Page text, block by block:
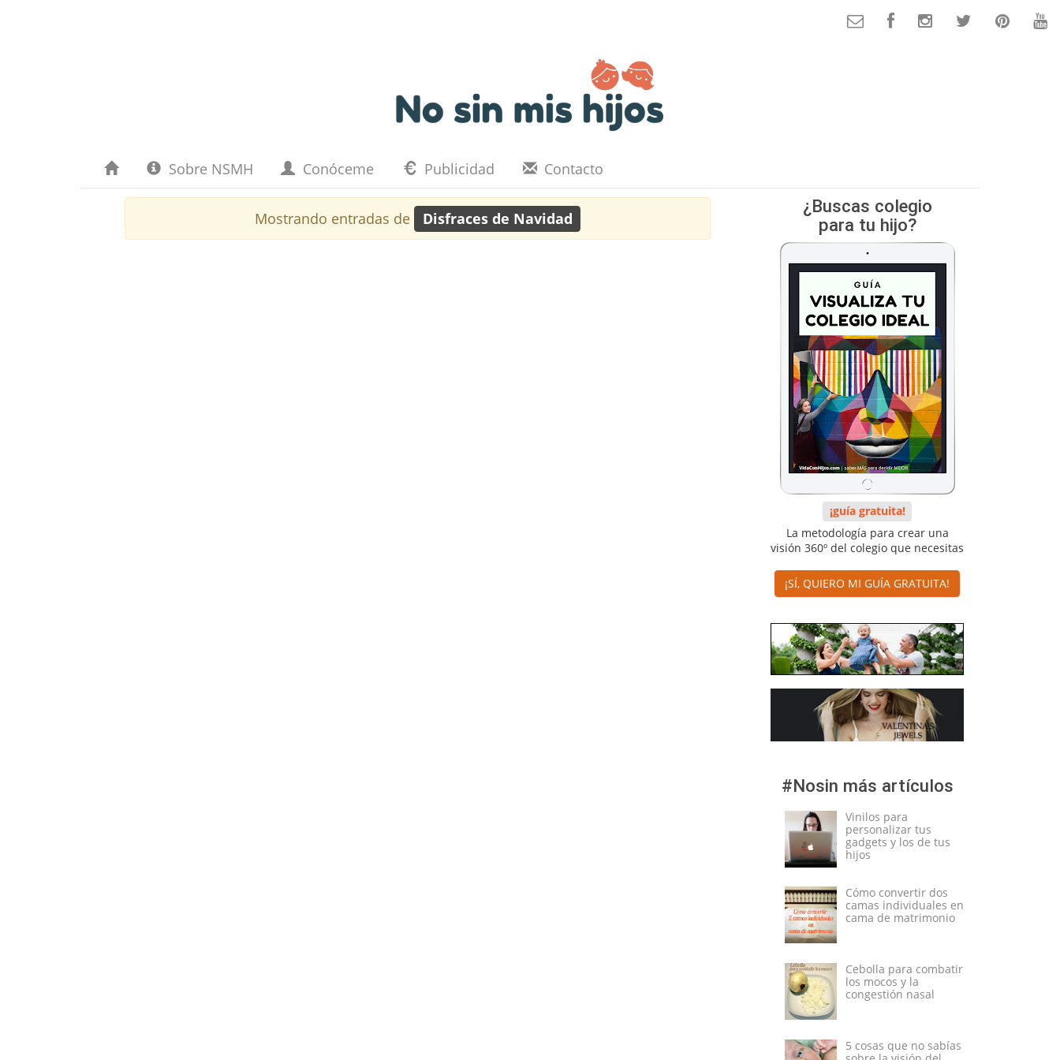
Sobre NSMH Conóceme Publicidad Contacto
Mostrando entradas de Disfraces de Navidad
¿Buscas colegio
para tu hijo?
¡guía gratuita!
La metodología para crear una
visión 360º del colegio que necesitas
¡SÍ, QUIERO MI GUÍA GRATUITA!
#Nosin más artículos
Vinilos para
personalizar tus
gadgets y los de tus
hijos
Cómo convertir dos
camas individuales en
cama de matrimonio
Cebolla para combatir
los mocos y la
congestión nasal
5 cosas que no sabías